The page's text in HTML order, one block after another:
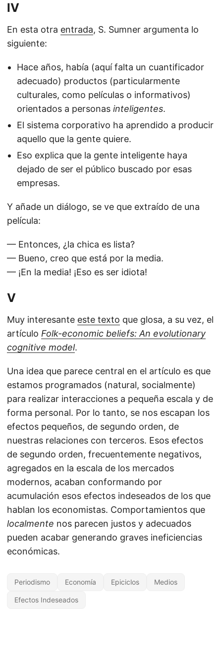
IV
En esta otra entrada, S. Sumner argumenta lo
siguiente:
Hace años, había (aquí falta un cuantificador
adecuado) productos (particularmente
culturales, como películas o informativos)
orientados a personas inteligentes.
El sistema corporativo ha aprendido a producir
aquello que la gente quiere.
Eso explica que la gente inteligente haya
dejado de ser el público buscado por esas
empresas.
Y añade un diálogo, se ve que extraído de una
película:
— Entonces, ¿la chica es lista?
— Bueno, creo que está por la media.
— ¡En la media! ¡Eso es ser idiota!
V
Muy interesante este texto que glosa, a su vez, el
artículo Folk-economic beliefs: An evolutionary
cognitive model.
Una idea que parece central en el artículo es que
estamos programados (natural, socialmente)
para realizar interacciones a pequeña escala y de
forma personal. Por lo tanto, se nos escapan los
efectos pequeños, de segundo orden, de
nuestras relaciones con terceros. Esos efectos
de segundo orden, frecuentemente negativos,
agregados en la escala de los mercados
modernos, acaban conformando por
acumulación esos efectos indeseados de los que
hablan los economistas. Comportamientos que
localmente nos parecen justos y adecuados
pueden acabar generando graves ineficiencias
económicas.
Periodismo Economía Epiciclos Medios
Efectos Indeseados